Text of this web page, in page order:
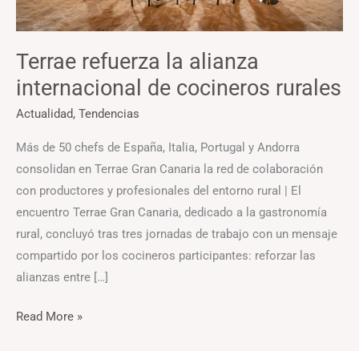
Terrae refuerza la alianza
internacional de cocineros rurales
Actualidad, Tendencias
Más de 50 chefs de España, Italia, Portugal y Andorra
consolidan en Terrae Gran Canaria la red de colaboración
con productores y profesionales del entorno rural | El
encuentro Terrae Gran Canaria, dedicado a la gastronomía
rural, concluyó tras tres jornadas de trabajo con un mensaje
compartido por los cocineros participantes: reforzar las
alianzas entre […]
Read More »